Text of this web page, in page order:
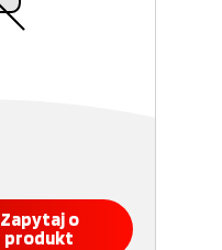
Zapytaj o
produkt